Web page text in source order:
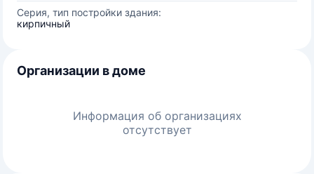
Серия, тип постройки здания:
кирпичный
Организации в доме
Информация об организациях
отсутствует